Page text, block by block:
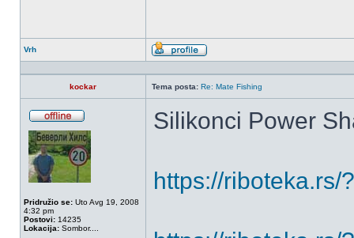
Vrh
Profil
kockar Tema posta: Re: Mate Fishing
Pridružio se: Uto Avg 19, 2008
4:32 pm
Postovi: 14235
Lokacija: Sombor....
Silikonci Power
https://riboteka.rs/